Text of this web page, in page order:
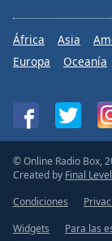
África Asia
Europa
Oceanía
© Online Radio Box,
Created by Final Level
Condiciones
Widgets
Para las